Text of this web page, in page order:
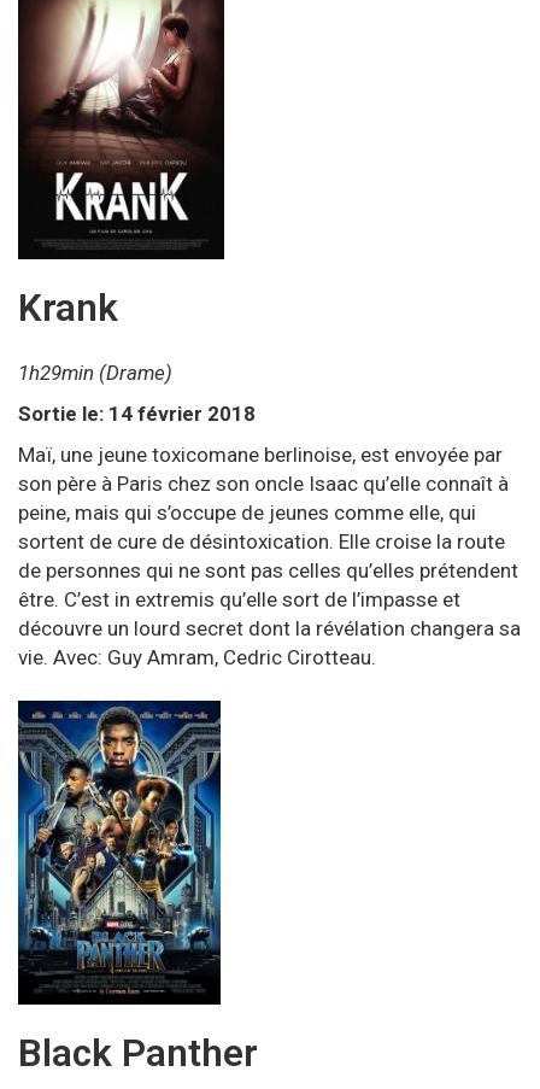
Krank
1h29min (Drame)
Sortie le: 14 février 2018
Maï, une jeune toxicomane berlinoise, est envoyée par
son père à Paris chez son oncle Isaac qu’elle connaît à
peine, mais qui s’occupe de jeunes comme elle, qui
sortent de cure de désintoxication. Elle croise la route
de personnes qui ne sont pas celles qu’elles prétendent
être. C’est in extremis qu’elle sort de l’impasse et
découvre un lourd secret dont la révélation changera sa
vie. Avec: Guy Amram, Cedric Cirotteau.
Black Panther